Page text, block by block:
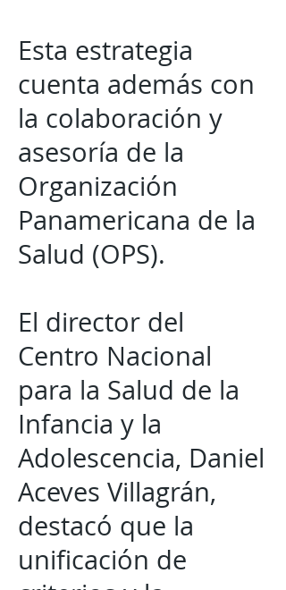
Esta estrategia
cuenta además con
la colaboración y
asesoría de la
Organización
Panamericana de la
Salud (OPS).
El director del
Centro Nacional
para la Salud de la
Infancia y la
Adolescencia, Daniel
Aceves Villagrán,
destacó que la
unificación de